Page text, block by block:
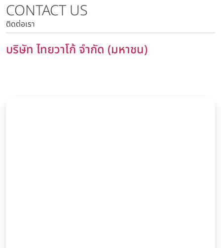
นโยบายด้านสิทธิมนุษยชน
นโยบายความเป็นส่วนตัว
นโยบายความมั่นคงปลอดภัยของข้อมูลและระบบ
คอมพิวเตอร์
นโยบายการสื่อสารการตลาด
CONTACT US
ติดต่อเรา
บริษัท ไทยวาโก้ จำกัด (มหาชน)